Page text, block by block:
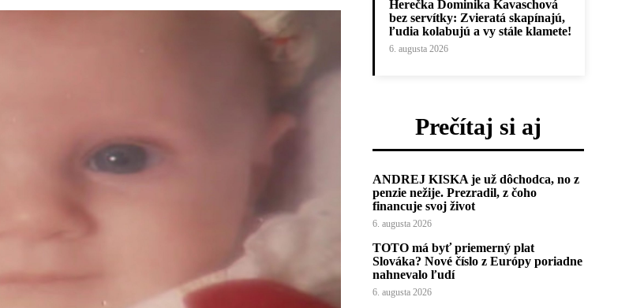
Herečka Dominika Kavaschová
bez servítky: Zvieratá skapínajú,
ľudia kolabujú a vy stále klamete!
6. augusta 2026
Prečítaj si aj
ANDREJ KISKA je už dôchodca, no z
penzie nežije. Prezradil, z čoho
financuje svoj život
6. augusta 2026
TOTO má byť priemerný plat
Slováka? Nové číslo z Európy poriadne
nahnevalo ľudí
6. augusta 2026